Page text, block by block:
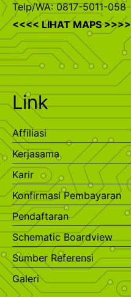
Telp/WA: 0817-5011-058
<<<< LIHAT MAPS >>>>
Link
Affiliasi
Kerjasama
Karir
Konfirmasi Pembayaran
Pendaftaran
Schematic Boardview
Sumber Referensi
Galeri